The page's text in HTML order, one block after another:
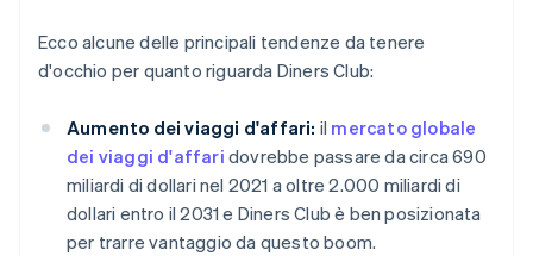
Ecco alcune delle principali tendenze da tenere
d'occhio per quanto riguarda Diners Club:
Aumento dei viaggi d'affari: il mercato globale
dei viaggi d'affari dovrebbe passare da circa 690
miliardi di dollari nel 2021 a oltre 2.000 miliardi di
dollari entro il 2031 e Diners Club è ben posizionata
per trarre vantaggio da questo boom.